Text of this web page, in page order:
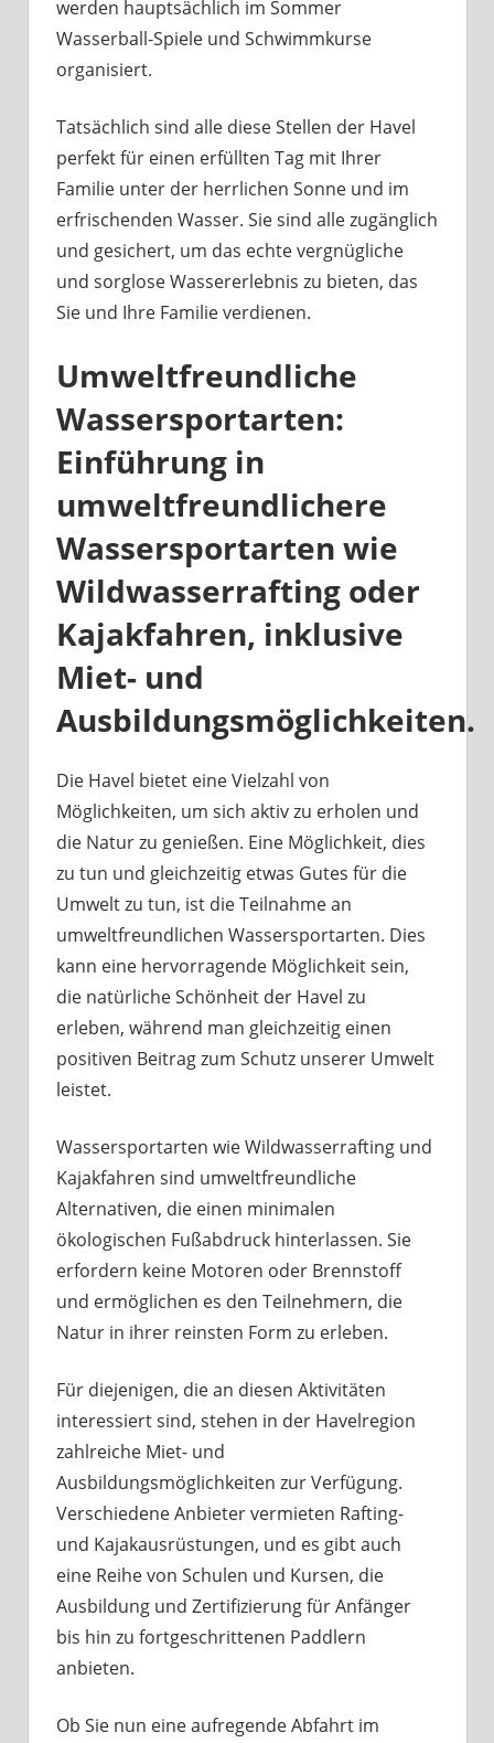
werden hauptsächlich im Sommer
Wasserball-Spiele und Schwimmkurse
organisiert.
Tatsächlich sind alle diese Stellen der Havel
perfekt für einen erfüllten Tag mit Ihrer
Familie unter der herrlichen Sonne und im
erfrischenden Wasser. Sie sind alle zugänglich
und gesichert, um das echte vergnügliche
und sorglose Wassererlebnis zu bieten, das
Sie und Ihre Familie verdienen.
Umweltfreundliche
Wassersportarten:
Einführung in
umweltfreundlichere
Wassersportarten wie
Wildwasserrafting oder
Kajakfahren, inklusive
Miet- und
Ausbildungsmöglichkeiten.
Die Havel bietet eine Vielzahl von
Möglichkeiten, um sich aktiv zu erholen und
die Natur zu genießen. Eine Möglichkeit, dies
zu tun und gleichzeitig etwas Gutes für die
Umwelt zu tun, ist die Teilnahme an
umweltfreundlichen Wassersportarten. Dies
kann eine hervorragende Möglichkeit sein,
die natürliche Schönheit der Havel zu
erleben, während man gleichzeitig einen
positiven Beitrag zum Schutz unserer Umwelt
leistet.
Wassersportarten wie Wildwasserrafting und
Kajakfahren sind umweltfreundliche
Alternativen, die einen minimalen
ökologischen Fußabdruck hinterlassen. Sie
erfordern keine Motoren oder Brennstoff
und ermöglichen es den Teilnehmern, die
Natur in ihrer reinsten Form zu erleben.
Für diejenigen, die an diesen Aktivitäten
interessiert sind, stehen in der Havelregion
zahlreiche Miet- und
Ausbildungsmöglichkeiten zur Verfügung.
Verschiedene Anbieter vermieten Rafting-
und Kajakausrüstungen, und es gibt auch
eine Reihe von Schulen und Kursen, die
Ausbildung und Zertifizierung für Anfänger
bis hin zu fortgeschrittenen Paddlern
anbieten.
Ob Sie nun eine aufregende Abfahrt im